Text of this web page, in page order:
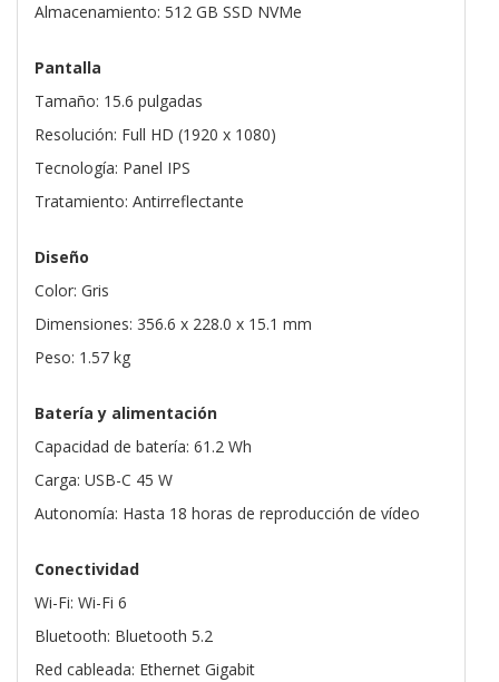
Almacenamiento: 512 GB SSD NVMe
Pantalla
Tamaño: 15.6 pulgadas
Resolución: Full HD (1920 x 1080)
Tecnología: Panel IPS
Tratamiento: Antirreflectante
Diseño
Color: Gris
Dimensiones: 356.6 x 228.0 x 15.1 mm
Peso: 1.57 kg
Batería y alimentación
Capacidad de batería: 61.2 Wh
Carga: USB-C 45 W
Autonomía: Hasta 18 horas de reproducción de vídeo
Conectividad
Wi-Fi: Wi-Fi 6
Bluetooth: Bluetooth 5.2
Red cableada: Ethernet Gigabit